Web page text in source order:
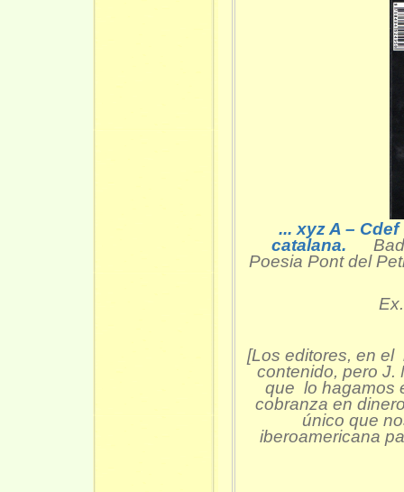
... xyz A –
catalana.
Poesia Pont del
[Los editores, en el
contenido, pero J.
que lo hagamos
cobranza en
único que
iberoamericana